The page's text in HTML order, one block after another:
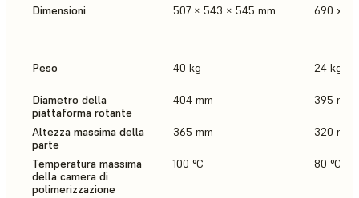
Dimensioni 507 × 543 × 545 mm 690 x
Peso 40 kg 24 kg
Diametro della
piattaforma rotante
404 mm 395 mm
Altezza massima della
parte
365 mm 320 mm
Temperatura massima
della camera di
polimerizzazione
100 °C 80 °C